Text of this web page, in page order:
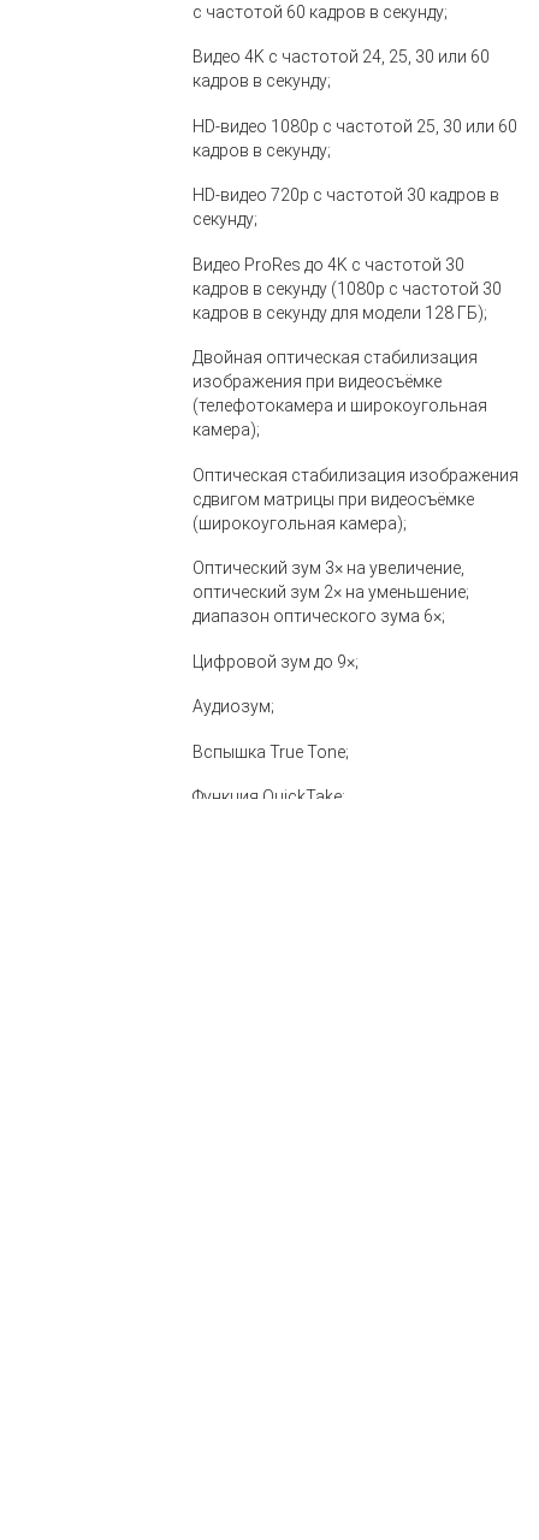
с частотой 60 кадров в секунду;
Видео 4K с частотой 24, 25, 30 или 60
кадров в секунду;
HD‑видео 1080p с частотой 25, 30 или 60
кадров в секунду;
HD‑видео 720p с частотой 30 кадров в
секунду;
Видео ProRes до 4K с частотой 30
кадров в секунду (1080p с частотой 30
кадров в секунду для модели 128 ГБ);
Двойная оптическая стабилизация
изображения при видеосъёмке
(телефотокамера и широкоугольная
камера);
Оптическая стабилизация изображения
сдвигом матрицы при видеосъёмке
(широкоугольная камера);
Оптический зум 3× на увеличение,
оптический зум 2× на уменьшение;
диапазон оптического зума 6×;
Цифровой зум до 9×;
Аудиозум;
Вспышка True Tone;
Функция QuickTake;